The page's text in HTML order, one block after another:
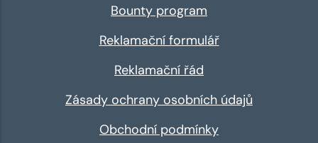
Bounty program
Reklamační formulář
Reklamační řád
Zásady ochrany osobních údajů
Obchodní podmínky